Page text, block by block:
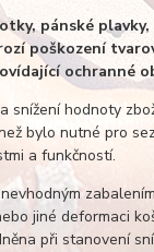
pánské plavky,
poškození
ochranné
snížení hodnoty
bylo nutné pro
a funkčností.
jiné deformaci
při stanovení